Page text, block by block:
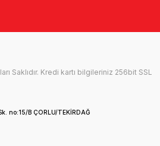
Saklıdır. Kredi kartı bilgileriniz 256bit SSL
no:15/B ÇORLU/TEKİRDAĞ